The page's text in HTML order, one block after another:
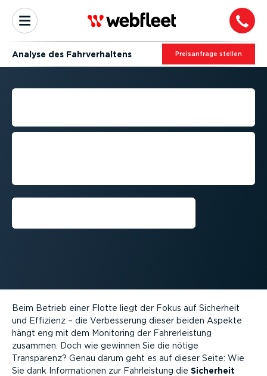
Analyse des Fahrver­haltens Preis­an­frage stellen
MONITORING DER FAHRER­
Beim Betrieb einer Flotte liegt der Fokus auf Sicherheit
und Effizienz – die Verbes­serung dieser beiden Aspekte
hängt eng mit dem Monitoring der Fahrer­leistung
zusammen. Doch wie gewinnen Sie die nötige
Transparenz? Genau darum geht es auf dieser Seite: Wie
Sie dank Infor­ma­tionen zur Fahrleistung die Sicherheit